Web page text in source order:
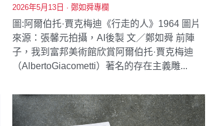
2026年5月13日 · 鄭如舜專欄
圖:阿爾伯托·賈克梅迪《行走的人》1964 圖片
來源：張馨元拍攝，AI後製 文／鄭如舜 前陣
子，我到富邦美術館欣賞阿爾伯托·賈克梅迪
（AlbertoGiacometti）著名的存在主義雕...